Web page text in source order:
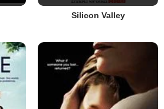
Silicon Valley